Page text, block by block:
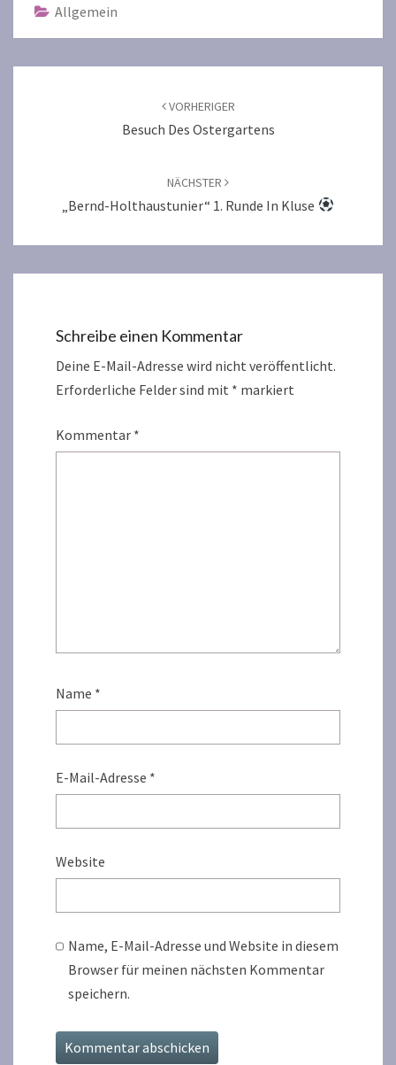
Allgemein
VORHERIGER
Besuch Des Ostergartens
NÄCHSTER
„Bernd-Holthaustunier“ 1. Runde In Kluse
Schreibe einen Kommentar
Deine E-Mail-Adresse wird nicht veröffentlicht.
Erforderliche Felder sind mit * markiert
Kommentar *
Name *
E-Mail-Adresse *
Website
Name, E-Mail-Adresse und Website in diesem
Browser für meinen nächsten Kommentar
speichern.